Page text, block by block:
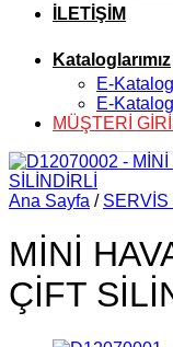
İLETİŞİM
Kataloglarımız
E-
E-
MÜŞTERİ
Ana Sayfa / SERVİS
MİNİ
ÇİFT